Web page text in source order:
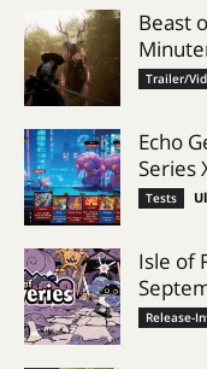
Beast
Trailer/
Echo
Series
Tests
Isle of
Release-